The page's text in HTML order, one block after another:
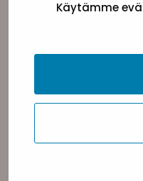
Käytämme